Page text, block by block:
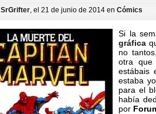
SrGrifter, el 21 de junio de 2014 en Cómics
Si la
gráfica
no
otra que
estábais
estaba
para el
había
por